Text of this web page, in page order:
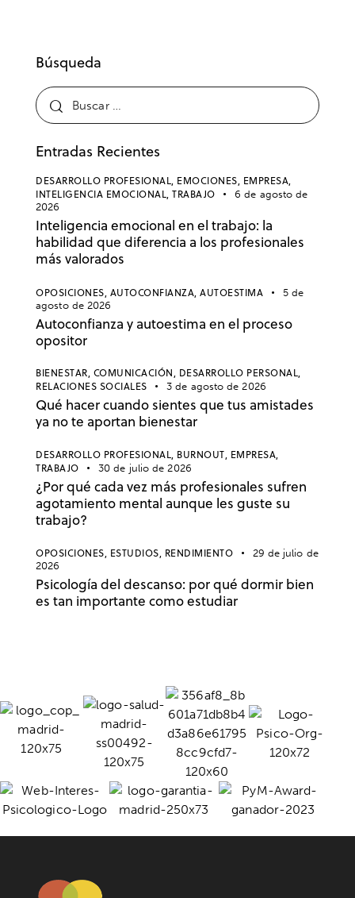
Búsqueda
Entradas Recientes
DESARROLLO PROFESIONAL, EMOCIONES, EMPRESA,
INTELIGENCIA EMOCIONAL, TRABAJO
6 de agosto de
2026
Inteligencia emocional en el trabajo: la
habilidad que diferencia a los profesionales
más valorados
OPOSICIONES, AUTOCONFIANZA, AUTOESTIMA
5 de
agosto de 2026
Autoconfianza y autoestima en el proceso
opositor
BIENESTAR, COMUNICACIÓN, DESARROLLO PERSONAL,
RELACIONES SOCIALES
3 de agosto de 2026
Qué hacer cuando sientes que tus amistades
ya no te aportan bienestar
DESARROLLO PROFESIONAL, BURNOUT, EMPRESA,
TRABAJO
30 de julio de 2026
¿Por qué cada vez más profesionales sufren
agotamiento mental aunque les guste su
trabajo?
OPOSICIONES, ESTUDIOS, RENDIMIENTO
29 de julio de
2026
Psicología del descanso: por qué dormir bien
es tan importante como estudiar